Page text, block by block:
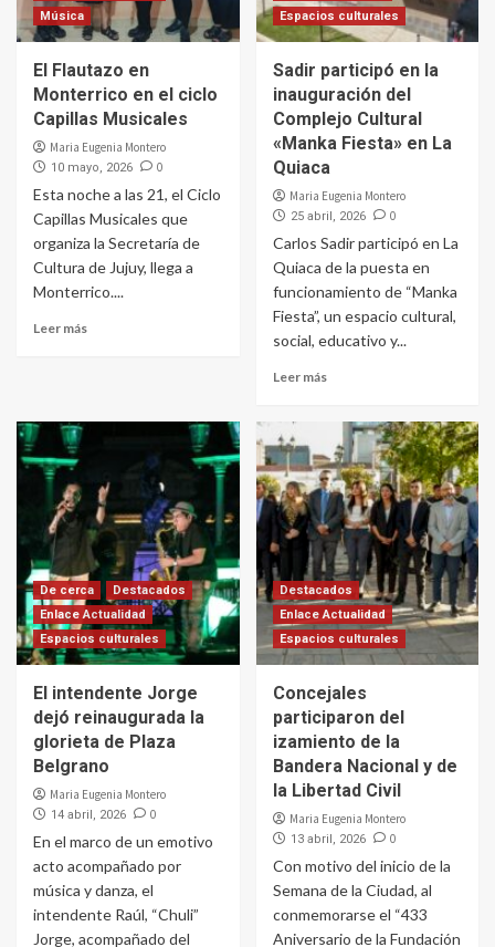
Música
El Flautazo en
Monterrico en el ciclo
Capillas Musicales
Maria Eugenia Montero
10 mayo, 2026 0
Esta noche a las 21, el Ciclo
Capillas Musicales que
organiza la Secretaría de
Cultura de Jujuy, llega a
Monterrico....
Leer más
Espacios culturales
Sadir participó en la
inauguración del
Complejo Cultural
«Manka Fiesta» en La
Quiaca
Maria Eugenia Montero
25 abril, 2026 0
Carlos Sadir participó en La
Quiaca de la puesta en
funcionamiento de “Manka
Fiesta”, un espacio cultural,
social, educativo y...
Leer más
De cerca
Destacados
Enlace Actualidad
Espacios culturales
El intendente Jorge
dejó reinaugurada la
glorieta de Plaza
Belgrano
Maria Eugenia Montero
14 abril, 2026 0
En el marco de un emotivo
acto acompañado por
música y danza, el
intendente Raúl, “Chuli”
Jorge, acompañado del
Destacados
Enlace Actualidad
Espacios culturales
Concejales
participaron del
izamiento de la
Bandera Nacional y de
la Libertad Civil
Maria Eugenia Montero
13 abril, 2026 0
Con motivo del inicio de la
Semana de la Ciudad, al
conmemorarse el “433
Aniversario de la Fundación